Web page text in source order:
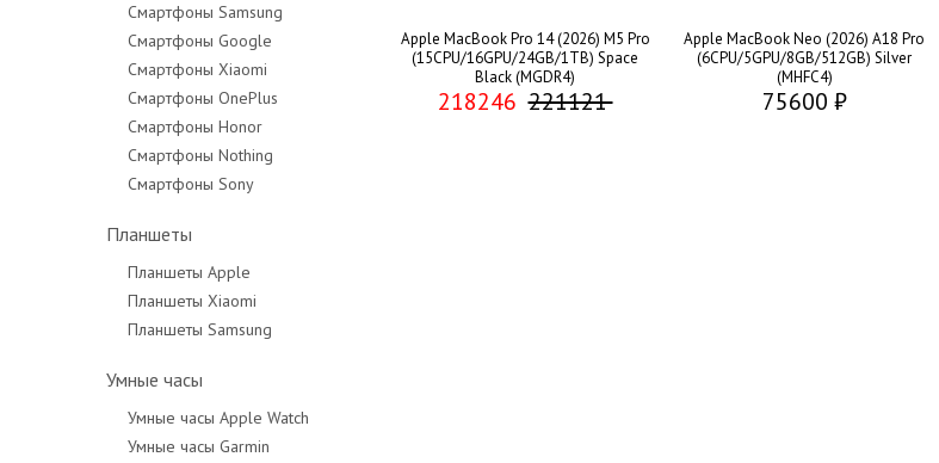
Смартфоны Samsung
Смартфоны Google
Смартфоны Xiaomi
Смартфоны OnePlus
Смартфоны Honor
Смартфоны Nothing
Смартфоны Sony
Планшеты
Планшеты Apple
Планшеты Xiaomi
Планшеты Samsung
Умные часы
Умные часы Apple Watch
Умные часы Garmin
Apple MacBook Pro 14 (2026) M5 Pro
(15CPU/16GPU/24GB/1TB) Space
Black (MGDR4)
218246 221121
Apple MacBook Neo (2026) A18 Pro
(6CPU/5GPU/8GB/512GB) Silver
(MHFC4)
75600 ₽